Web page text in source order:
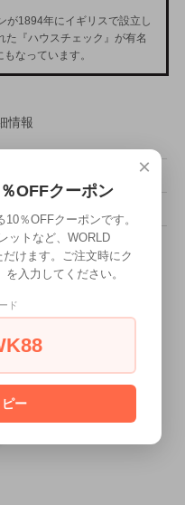
が1894年にイギリスで設立し
た『ハウスチェック』が有名
なっています。
情報
×
OFFクーポン
％OFFクーポンです。
ットなど、WORLD
けます。ご注文時にク
入力してください。
ド
ー